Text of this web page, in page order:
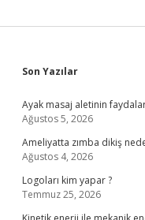
Sidebar
Son Yazılar
Ayak masaj aletinin
Ağustos 5, 2026
Ameliyatta zımba dikiş
Ağustos 4, 2026
Logoları kim yapar ?
Temmuz 25, 2026